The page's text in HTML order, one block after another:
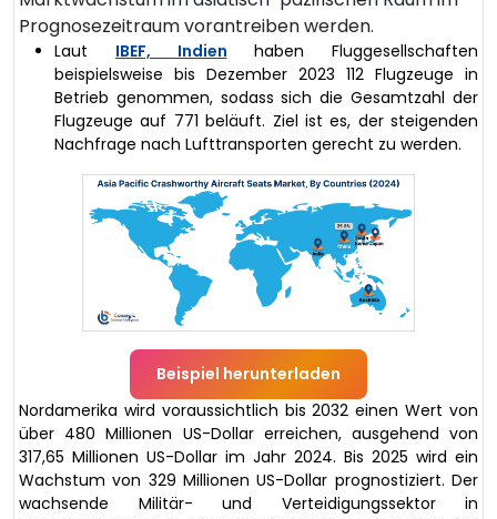
Prognosezeitraum vorantreiben werden.
Laut IBEF, Indien haben Fluggesellschaften
beispielsweise bis Dezember 2023 112 Flugzeuge in
Betrieb genommen, sodass sich die Gesamtzahl der
Flugzeuge auf 771 beläuft. Ziel ist es, der steigenden
Nachfrage nach Lufttransporten gerecht zu werden.
Beispiel herunterladen
Nordamerika wird voraussichtlich bis 2032 einen Wert von
über 480 Millionen US-Dollar erreichen, ausgehend von
317,65 Millionen US-Dollar im Jahr 2024. Bis 2025 wird ein
Wachstum von 329 Millionen US-Dollar prognostiziert. Der
wachsende Militär- und Verteidigungssektor in